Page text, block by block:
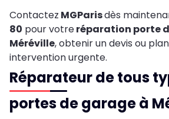
Contactez MGParisdès
80 pour votreréparation porte
Méréville,obtenir un devis ou
intervention urgente.
Réparateur de tous
portes de garage à